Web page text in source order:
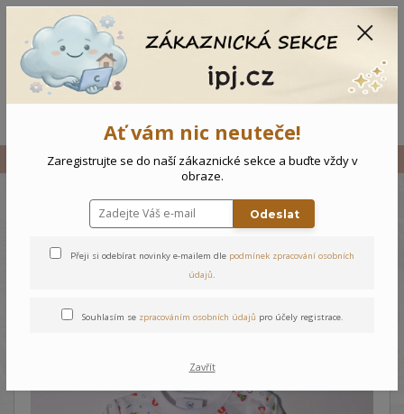
Vše Kojenecké body Raketa
Kojenecké body Raketa
Ať vám nic neuteče!
Zaregistrujte se do naší zákaznické sekce a buďte vždy v
obraze.
Odeslat
Přeji si odebírat novinky e-mailem dle podmínek zpracování osobních
údajů.
Souhlasím se zpracováním osobních údajů pro účely registrace.
Zavřít